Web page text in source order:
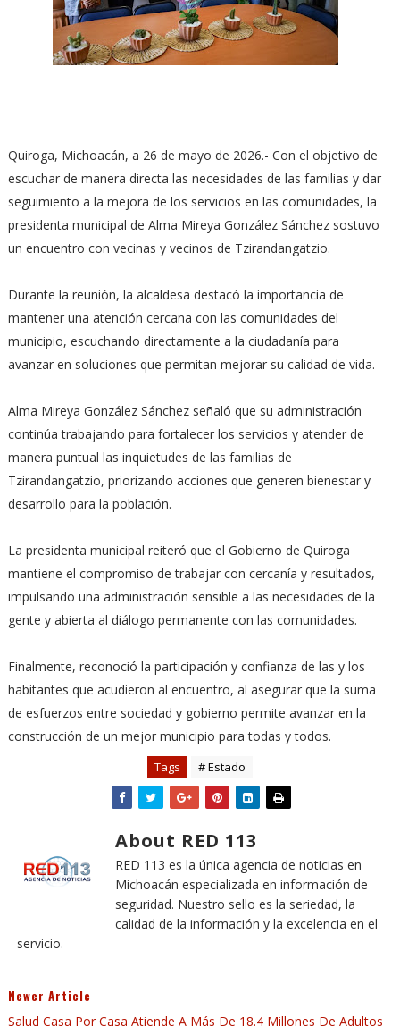
Quiroga, Michoacán, a 26 de mayo de 2026.- Con el objetivo de
escuchar de manera directa las necesidades de las familias y dar
seguimiento a la mejora de los servicios en las comunidades, la
presidenta municipal de Alma Mireya González Sánchez sostuvo
un encuentro con vecinas y vecinos de Tzirandangatzio.
Durante la reunión, la alcaldesa destacó la importancia de
mantener una atención cercana con las comunidades del
municipio, escuchando directamente a la ciudadanía para
avanzar en soluciones que permitan mejorar su calidad de vida.
Alma Mireya González Sánchez señaló que su administración
continúa trabajando para fortalecer los servicios y atender de
manera puntual las inquietudes de las familias de
Tzirandangatzio, priorizando acciones que generen bienestar y
desarrollo para la población.
La presidenta municipal reiteró que el Gobierno de Quiroga
mantiene el compromiso de trabajar con cercanía y resultados,
impulsando una administración sensible a las necesidades de la
gente y abierta al diálogo permanente con las comunidades.
Finalmente, reconoció la participación y confianza de las y los
habitantes que acudieron al encuentro, al asegurar que la suma
de esfuerzos entre sociedad y gobierno permite avanzar en la
construcción de un mejor municipio para todas y todos.
Tags # Estado
About RED 113
RED 113 es la única agencia de noticias en
Michoacán especializada en información de
seguridad. Nuestro sello es la seriedad, la
calidad de la información y la excelencia en el
servicio.
Newer Article
Salud Casa Por Casa Atiende A Más De 18.4 Millones De Adultos